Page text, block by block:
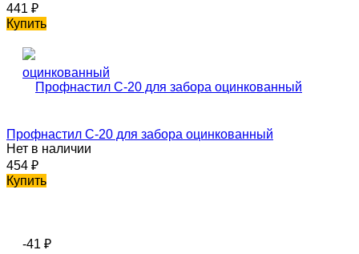
441 ₽
Купить
Профнастил С-20 для забора оцинкованный
Нет в наличии
454 ₽
Купить
-41 ₽